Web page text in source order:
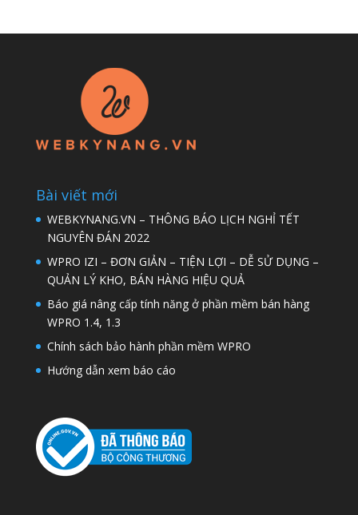
Bài viết mới
WEBKYNANG.VN – THÔNG BÁO LỊCH NGHỈ TẾT
NGUYÊN ĐÁN 2022
WPRO IZI – ĐƠN GIẢN – TIỆN LỢI – DỄ SỬ DỤNG –
QUẢN LÝ KHO, BÁN HÀNG HIỆU QUẢ
Báo giá nâng cấp tính năng ở phần mềm bán hàng
WPRO 1.4, 1.3
Chính sách bảo hành phần mềm WPRO
Hướng dẫn xem báo cáo